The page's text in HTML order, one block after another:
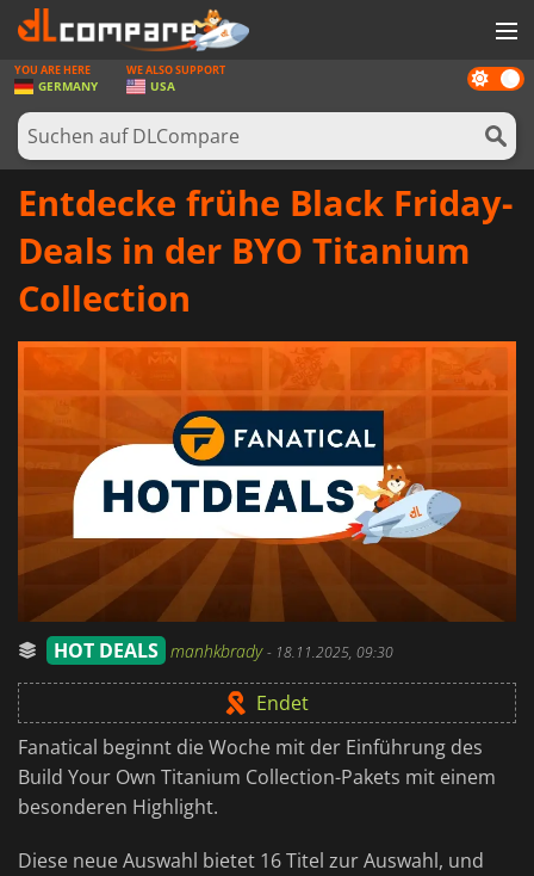
SPIELE
SPIEL KARTEN
SOFTWARE
ANMELDEN ODER REGISTRIEREN
Dark
mode
YOU ARE HERE
GERMANY
WE ALSO SUPPORT
USA
Entdecke frühe Black Friday-
Deals in der BYO Titanium
Collection
HOT DEALS manhkbrady- 18.11.2025, 09:30
Endet
Fanatical beginnt die Woche mit der Einführung des
Build Your Own Titanium Collection-Pakets mit einem
besonderen Highlight.
Diese neue Auswahl bietet 16 Titel zur Auswahl, und